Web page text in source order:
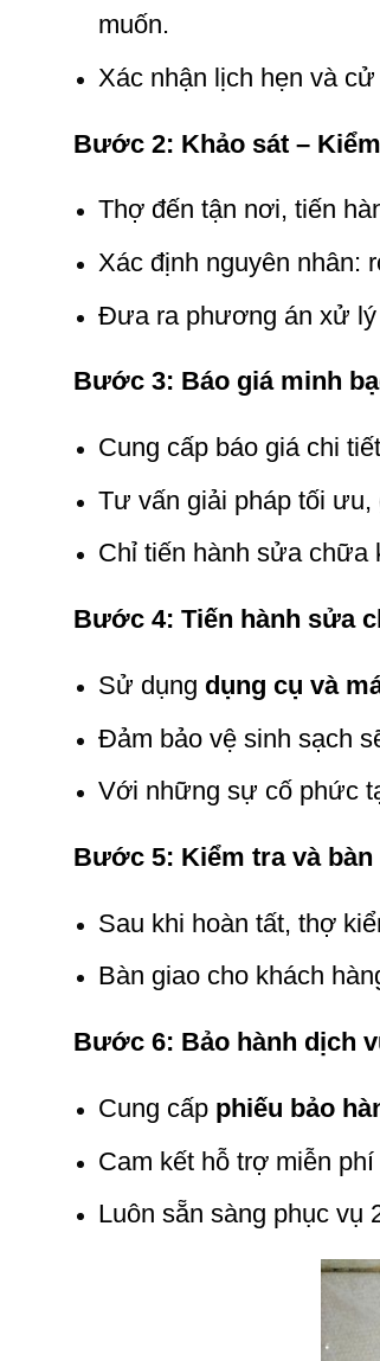
muốn.
Xác nhận lịch hẹn và
Bước 2: Khảo sát –
Thợ đến tận nơi, tiến
Xác định nguyên nhân:
Đưa ra phương án xử lý
Bước 3: Báo giá minh
Cung cấp báo giá chi
Tư vấn giải pháp tối ưu,
Chỉ tiến hành sửa chữa
Bước 4: Tiến hành sửa
Sử dụng dụng cụ và
Đảm bảo vệ sinh sạch
Với những sự cố phức
Bước 5: Kiểm tra và bàn
Sau khi hoàn tất, thợ
Bàn giao cho khách
Bước 6: Bảo hành dịch
Cung cấp phiếu bảo
Cam kết hỗ trợ miễn
Luôn sẵn sàng phục vụ